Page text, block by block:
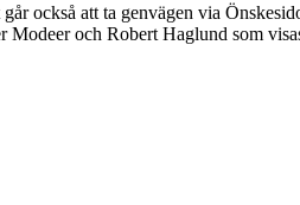
också att ta genvägen via
och Robert Haglund som